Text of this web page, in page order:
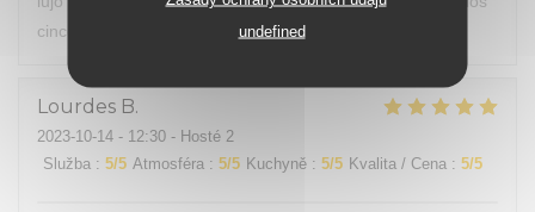
undefined
cinco pases.
Lourdes B
2023-10-14 - 12:30 - Hosté 2
Služba : 5/5 Atmosféra : 5/5 Kuchyně : 5/5 Kvalita / Cena : 5/5